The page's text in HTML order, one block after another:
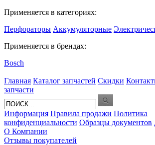
Применяется в категориях:
Перфораторы Аккумуляторные
Применяется в брендах:
Bosch
Главная Каталог запчастей Скидки
запчасти
Информация Правила продажи Политика
конфиденциальности Образцы документов
О Компании
Отзывы покупателей